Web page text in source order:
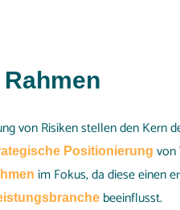
von Risiken stellen den Kern
Positionierung von
im Fokus, da diese einen
beeinflusst.